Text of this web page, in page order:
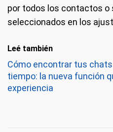
por todos los contactos o
seleccionados en los
Leé también
Cómo encontrar tus
tiempo: la nueva función
experiencia